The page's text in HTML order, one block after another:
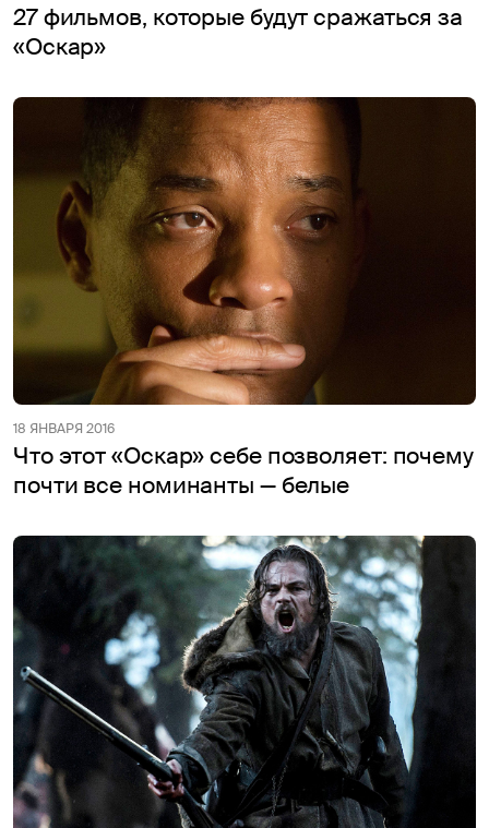
27 фильмов, которые будут сражаться за
«Оскар»
18 ЯНВАРЯ 2016
Что этот «Оскар» себе позволяет: почему
почти все номинанты — белые